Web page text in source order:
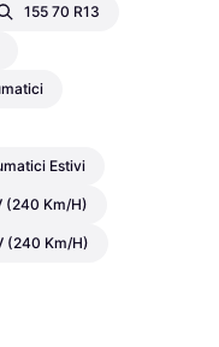
155 70 R13
Estivi
(240 Km/h)
(240 Km/h)